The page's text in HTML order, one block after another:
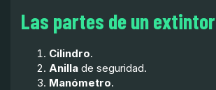
Las partes de un extintor
Cilindro.
Anilla de seguridad.
Manómetro.